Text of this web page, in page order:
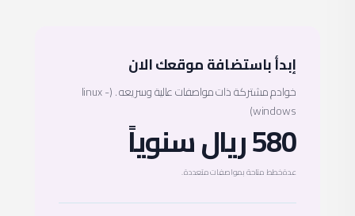
إبدأ باستضافة موقعك الان
خوادم مشتركة ذات مواصفات عالية وسريعه . (linux -
windows)
580 ريال سنوياً
عدة خطط متاحة بمواصفات متعددة .